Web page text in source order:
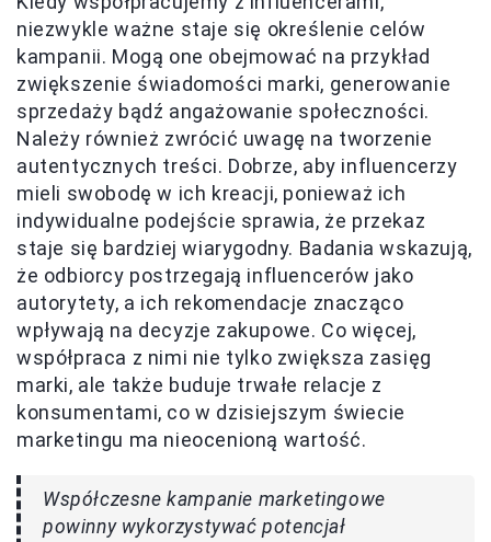
niezwykle ważne staje się określenie celów
kampanii. Mogą one obejmować na przykład
zwiększenie świadomości marki, generowanie
sprzedaży bądź angażowanie społeczności.
Należy również zwrócić uwagę na tworzenie
autentycznych treści. Dobrze, aby influencerzy
mieli swobodę w ich kreacji, ponieważ ich
indywidualne podejście sprawia, że przekaz
staje się bardziej wiarygodny. Badania wskazują,
że odbiorcy postrzegają influencerów jako
autorytety, a ich rekomendacje znacząco
wpływają na decyzje zakupowe. Co więcej,
współpraca z nimi nie tylko zwiększa zasięg
marki, ale także buduje trwałe relacje z
konsumentami, co w dzisiejszym świecie
marketingu ma nieocenioną wartość.
Współczesne kampanie marketingowe
powinny wykorzystywać potencjał